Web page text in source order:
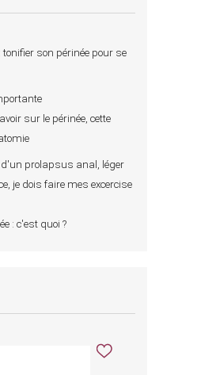
tonifier son périnée pour se
sur le périnée, cette
d'un prolapsus anal, léger
je dois faire mes excercise
: c'est quoi ?